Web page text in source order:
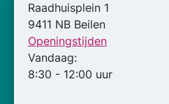
Raadhuisplein 1
9411 NB Beilen
Openingstijden
Vandaag:
8:30 - 12:00 uur